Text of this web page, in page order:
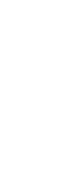
させていただ
承ください。
作成されるも
ご了承くださ
機器販売店・
うお願いしま
にご登録され
の共同利用者
をご了承くだ
1000ppm以下、
、フタル酸ジブチ
1000ppm、
、
ない年数を意
物等」とい
)を取得する
な手段を講じ
通知します。
取り引きをい
ロン制御